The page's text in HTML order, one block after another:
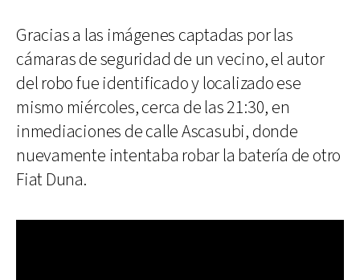
Gracias a las imágenes captadas por las
cámaras de seguridad de un vecino, el autor
del robo fue identificado y localizado ese
mismo miércoles, cerca de las 21:30, en
inmediaciones de calle Ascasubi, donde
nuevamente intentaba robar la batería de otro
Fiat Duna.